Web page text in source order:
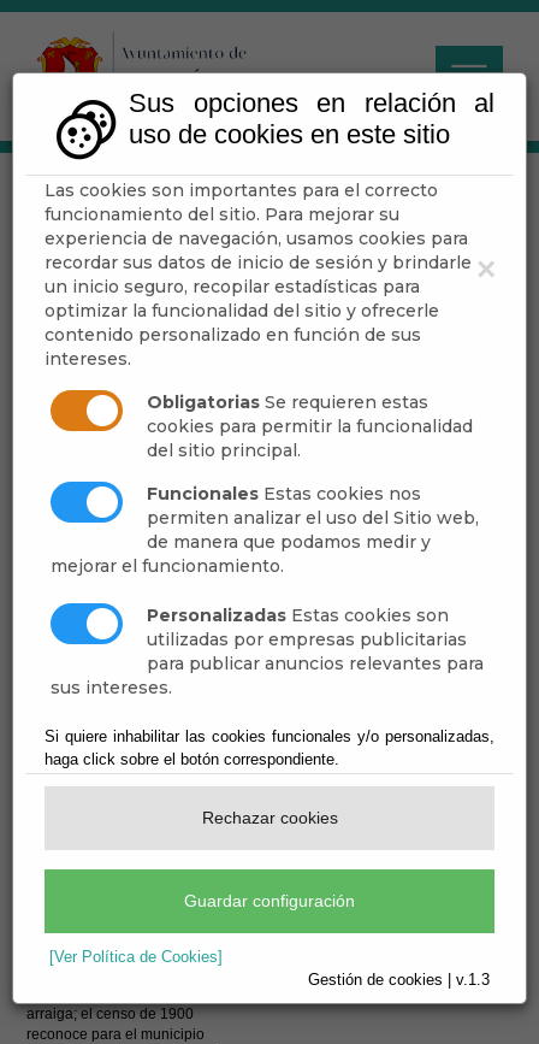
×
Sus opciones en relación al
uso de cookies en este sitio
Las cookies son importantes para el correcto
funcionamiento del sitio. Para mejorar su
experiencia de navegación, usamos cookies para
recordar sus datos de inicio de sesión y brindarle
un inicio seguro, recopilar estadísticas para
optimizar la funcionalidad del sitio y ofrecerle
contenido personalizado en función de sus
intereses.
Obligatorias Se requieren estas
cookies para permitir la funcionalidad
del sitio principal.
Funcionales Estas cookies nos
permiten analizar el uso del Sitio web,
de manera que podamos medir y
mejorar el funcionamiento.
Personalizadas Estas cookies son
utilizadas por empresas publicitarias
para publicar anuncios relevantes para
sus intereses.
Si quiere inhabilitar las cookies funcionales y/o personalizadas,
haga click sobre el botón correspondiente.
Rechazar cookies
Guardar configuración
[Ver Política de Cookies]
Gestión de cookies | v.1.3
Escuchar
Economía
primer tercio del siglo XIX
provoca un espectacular
crecimiento demográfico. El
Estadístico de Mado
z reseña
una población de "9.000
almas".
El censo de 1858 eleva a
10.500 los habitantes de Dalías.
refiere que en Dalías hay 47
núcleos de población; algunos
de ellos corresponden a
fundiciones, no olvidemos que
entre 1835-1839, según
mineros y comerciantes
metalurgia de Sierra de Gádor,
1820-1850, Almería, Cajal,
1985), había 23 fundiciones en
Lacrisis de la minería, si bien
en principio supuso descenso
de población, pronto se verá
compensada con el desarrollo
de la nueva producción de la
uva de Ohanes, de cuyo cultivo
arraiga; el censo de 1900
reconoce para el municipio